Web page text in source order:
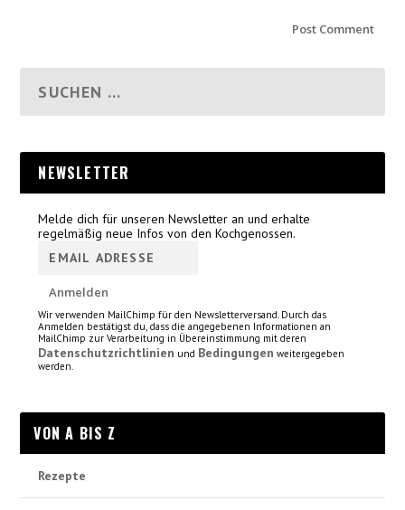
NEWSLETTER
Melde dich für unseren Newsletter an und erhalte
regelmäßig neue Infos von den Kochgenossen.
Wir verwenden MailChimp für den Newsletterversand. Durch das
Anmelden bestätigst du, dass die angegebenen Informationen an
MailChimp zur Verarbeitung in Übereinstimmung mit deren
Datenschutzrichtlinien und Bedingungen weitergegeben
werden.
VON A BIS Z
Rezepte